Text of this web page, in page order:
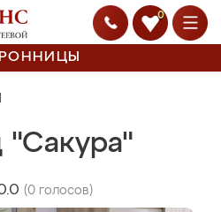
0
"Сакура"
(0 голосов)